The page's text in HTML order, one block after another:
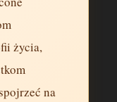
życia,
na